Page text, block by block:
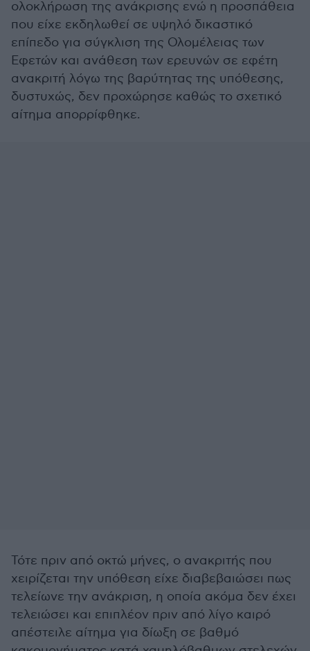
ολοκλήρωση της ανάκρισης ενώ η προσπάθεια
που είχε εκδηλωθεί σε υψηλό δικαστικό
επίπεδο για σύγκλιση της Ολομέλειας των
Εφετών και ανάθεση των ερευνών σε εφέτη
ανακριτή λόγω της βαρύτητας της υπόθεσης,
δυστυχώς, δεν προχώρησε καθώς το σχετικό
αίτημα απορρίφθηκε.
Τότε πριν από οκτώ μήνες, ο ανακριτής που
χειρίζεται την υπόθεση είχε διαβεβαιώσει πως
τελείωνε την ανάκριση, η οποία ακόμα δεν έχει
τελειώσει και επιπλέον πριν από λίγο καιρό
απέστειλε αίτημα για δίωξη σε βαθμό